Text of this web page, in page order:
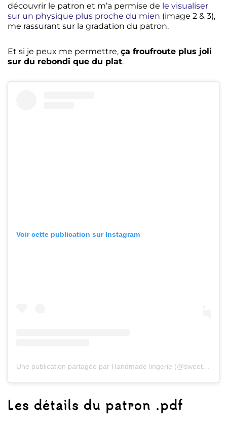
découvrir le patron et m’a permise de le visualiser
sur un physique plus proche du mien (image 2 & 3),
me rassurant sur la gradation du patron.
Et si je peux me permettre, ça froufroute plus joli
sur du rebondi que du plat.
Voir cette publication sur Instagram
Une publication partagée par Handmade lingerie (@sweet_epiphany00)
Les détails du patron .pdf